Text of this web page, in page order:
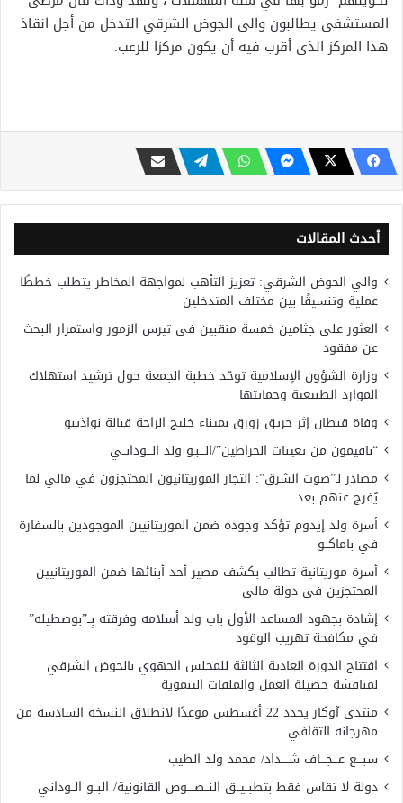
المستشفى يطالبون والى الجوض الشرقي التدخل من أجل انقاذ
هذا المركز الذى أقرب فيه أن يكون مركزا للرعب.
أحدث المقالات
والي الحوض الشرقي: تعزيز التأهب لمواجهة المخاطر يتطلب خططًا
عملية وتنسيقًا بين مختلف المتدخلين
العثور على جثامين خمسة منقبين في تيرس الزمور واستمرار البحث
عن مفقود
وزارة الشؤون الإسلامية توحّد خطبة الجمعة حول ترشيد استهلاك
الموارد الطبيعية وحمايتها
وفاة قبطان إثر حريق زورق بميناء خليج الراحة قبالة نواذيبو
“ناقيمون من تعينات الحراطين”/الـــبـو ولد الـــودانــي
مصادر لـ”صوت الشرق”: التجار الموريتانيون المحتجزون في مالي لما
يُفرج عنهم بعد
أسرة ولد إيدوم تؤكد وجوده ضمن الموريتانيين الموجودين بالسفارة
في باماكــو
أسرة موريتانية تطالب بكشف مصير أحد أبنائها ضمن الموريتانيين
المحتجزين في دولة مالي
إشادة بجهود المساعد الأول باب ولد أسلامه وفرقته بِــ”بوصطيله”
في مكافحة تهريب الوقود
افتتاح الدورة العادية الثالثة للمجلس الجهوي بالحوض الشرقي
لمناقشة حصيلة العمل والملفات التنموية
منتدى آوكار يحدد 22 أغسطس موعدًا لانطلاق النسخة السادسة من
مهرجانه الثقافي
سبـــع عـــجـــاف شــــداد/ محمد ولد الطيب
دولة لا تقاس فقط بتطبــيــق النــصــــوص القانونية/ البــو الــوداني